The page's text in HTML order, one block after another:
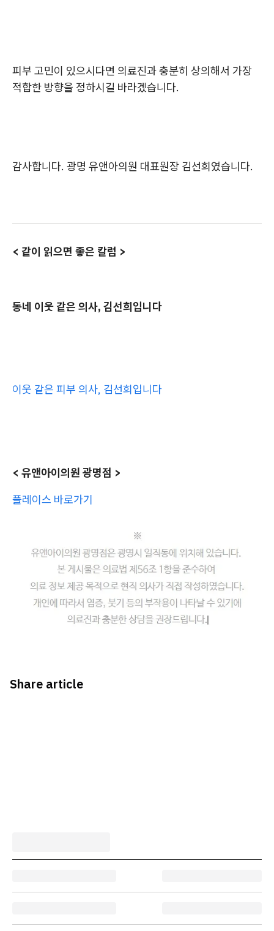
피부 고민이 있으시다면 의료진과 충분히 상의해서 가장
적합한 방향을 정하시길 바라겠습니다.
감사합니다. 광명 유앤아의원 대표원장 김선희였습니다.
< 같이 읽으면 좋은 칼럼 >
동네 이웃 같은 의사, 김선희입니다
이웃 같은 피부 의사, 김선희입니다
< 유앤아이의원 광명점 >
플레이스 바로가기
Share article